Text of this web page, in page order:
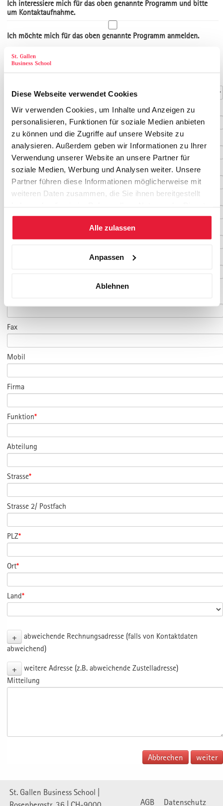
Diese Webseite verwendet Cookies
Wir verwenden Cookies, um Inhalte und Anzeigen zu
personalisieren, Funktionen für soziale Medien anbieten
zu können und die Zugriffe auf unsere Website zu
analysieren. Außerdem geben wir Informationen zu Ihrer
Verwendung unserer Website an unsere Partner für
soziale Medien, Werbung und Analysen weiter. Unsere
Partner führen diese Informationen möglicherweise mit
weiteren Daten zusammen, die Sie ihnen bereitgestellt
gesammelt haben.
Alle zulassen
Anpassen
Ablehnen
Ich interessiere mich für das oben genannte Programm und bitte
um Kontaktaufnahme.
Ich möchte mich für das oben genannte Programm anmelden.
Art der Adresse
Kontaktdaten
Titel
Vorname*
Nachname*
Geburtsdatum
Fax
Mobil
Firma
Funktion*
Abteilung
Strasse*
Strasse 2/ Postfach
PLZ*
Ort*
Land*
+
abweichende Rechnungsadresse (falls von Kontaktdaten
abweichend)
+
weitere Adresse (z.B. abweichende Zustelladresse)
Mitteilung
Abbrechen
St. Gallen Business School |
AGB Datenschutz